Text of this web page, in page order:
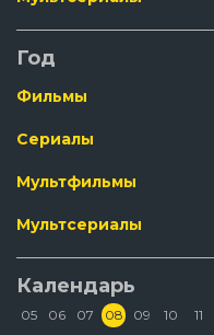
Год
Фильмы
Сериалы
Мультфильмы
Мультсериалы
Календарь
05 06 07 08 09 10 11